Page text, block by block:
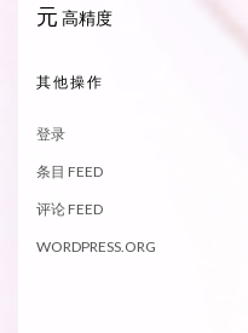
元 高精度
其他操作
登录
条目 FEED
评论 FEED
WORDPRESS.ORG